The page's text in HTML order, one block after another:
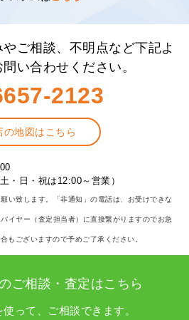
ご相談、不明点など下記よ
い合わせください。
2123
の地図はこちら
・日・祝は12:00～営業）
い致します。「非通知」の電話は、お受けできな
イヤー（査定担当者）に直接繋がりますのでお急
もございますので予めご了承ください。
ご相談・査定はこちら
って、ご相談できます。